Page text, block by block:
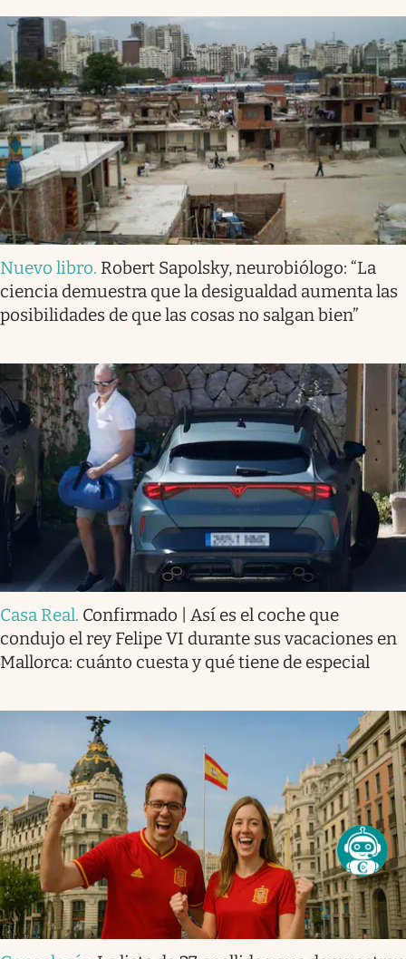
Nuevo libro. Robert Sapolsky, neurobiólogo: “La
ciencia demuestra que la desigualdad aumenta las
posibilidades de que las cosas no salgan bien”
Casa Real. Confirmado | Así es el coche que
condujo el rey Felipe VI durante sus vacaciones en
Mallorca: cuánto cuesta y qué tiene de especial